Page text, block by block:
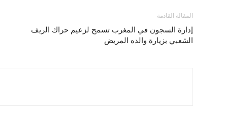
المقالة القادمة
إدارة السجون في المغرب تسمح لزعيم حراك الريف
الشعبي بزيارة والده المريض